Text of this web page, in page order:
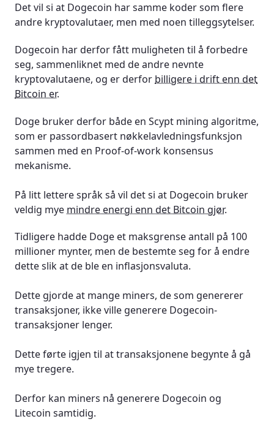
Det vil si at Dogecoin har samme koder som flere
andre kryptovalutaer, men med noen tilleggsytelser.
Dogecoin har derfor fått muligheten til å forbedre
seg, sammenliknet med de andre nevnte
kryptovalutaene, og er derfor billigere i drift enn det
Bitcoin er.
Doge bruker derfor både en Scypt mining algoritme,
som er passordbasert nøkkelavledningsfunksjon
sammen med en Proof-of-work konsensus
mekanisme.
På litt lettere språk så vil det si at Dogecoin bruker
veldig mye mindre energi enn det Bitcoin gjør.
Tidligere hadde Doge et maksgrense antall på 100
millioner mynter, men de bestemte seg for å endre
dette slik at de ble en inflasjonsvaluta.
Dette gjorde at mange miners, de som genererer
transaksjoner, ikke ville generere Dogecoin-
transaksjoner lenger.
Dette førte igjen til at transaksjonene begynte å gå
mye tregere.
Derfor kan miners nå generere Dogecoin og
Litecoin samtidig.